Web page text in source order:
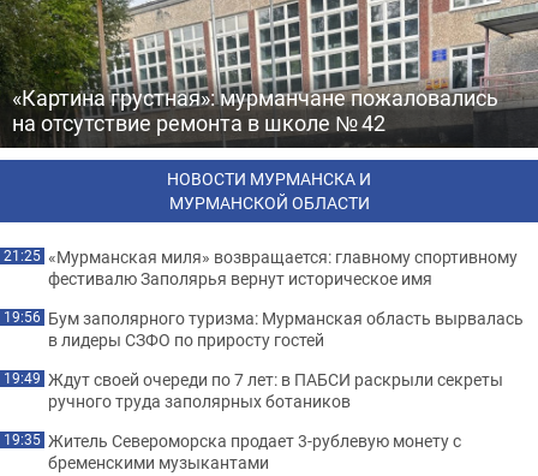
«Картина грустная»: мурманчане пожаловались
на отсутствие ремонта в школе № 42
НОВОСТИ МУРМАНСКА И
МУРМАНСКОЙ ОБЛАСТИ
21:25 «Мурманская миля» возвращается: главному спортивному
фестивалю Заполярья вернут историческое имя
19:56 Бум заполярного туризма: Мурманская область вырвалась
в лидеры СЗФО по приросту гостей
19:49 Ждут своей очереди по 7 лет: в ПАБСИ раскрыли секреты
ручного труда заполярных ботаников
19:35 Житель Североморска продает 3-рублевую монету с
бременскими музыкантами